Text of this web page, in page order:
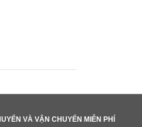
VÀ VẬN CHUYỂN MIỄN PHÍ